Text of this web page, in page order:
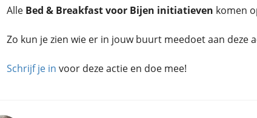
Alle Bed & Breakfast voor Bijen initiatieven komen
Zo kun je zien wie er in jouw buurt meedoet aan deze
Schrijf je in voor deze actie en doe mee!